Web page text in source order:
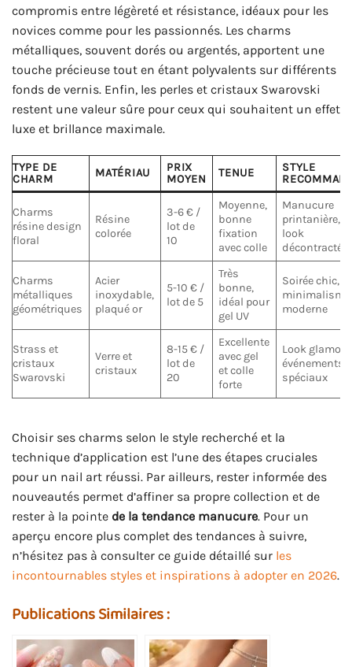
compromis entre légèreté et résistance, idéaux pour les
novices comme pour les passionnés. Les charms
métalliques, souvent dorés ou argentés, apportent une
touche précieuse tout en étant polyvalents sur différents
fonds de vernis. Enfin, les perles et cristaux Swarovski
restent une valeur sûre pour ceux qui souhaitent un effet
luxe et brillance maximale.
TYPE DE
CHARM
MATÉRIAU
PRIX
MOYEN
TENUE
STYLE
Charms
résine design
floral
Résine
colorée
3-6 € /
lot de
10
Moyenne,
bonne
fixation
avec colle
Manucure
printanière,
look
décontracté
Charms
métalliques
géométriques
Acier
inoxydable,
plaqué or
5-10 € /
lot de 5
Très
bonne,
idéal pour
gel UV
Soirée chic,
minimalisme
moderne
Strass et
cristaux
Swarovski
Verre et
cristaux
8-15 € /
lot de
20
Excellente
avec gel
et colle
forte
Look
événements
spéciaux
Choisir ses charms selon le style recherché et la
technique d’application est l’une des étapes cruciales
pour un nail art réussi. Par ailleurs, rester informée des
nouveautés permet d’affiner sa propre collection et de
rester à la pointe de la tendance manucure. Pour un
aperçu encore plus complet des tendances à suivre,
n’hésitez pas à consulter ce guide détaillé sur les
incontournables styles et inspirations à adopter en 2026.
Publications Similaires :